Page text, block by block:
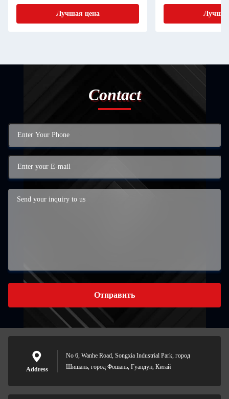
для вышивки футболки.
Лучшая цена
домашней шитья
Contact
Отправить
Address
No 6, Wanhe Road, Songxia Industrial Park, город
Шишань, город Фошань, Гуандун, Китай